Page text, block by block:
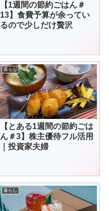
【1週間の節約ごはん＃
13】食費予算が余ってい
るので少しだけ贅沢
暮らし
【とある1週間の節約ごは
ん＃3】株主優待フル活用
｜投資家夫婦
暮らし